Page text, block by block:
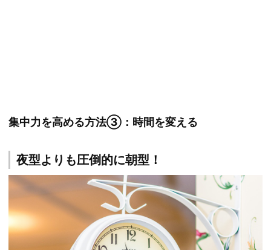
集中力を高める方法③：時間を変える
夜型よりも圧倒的に朝型！